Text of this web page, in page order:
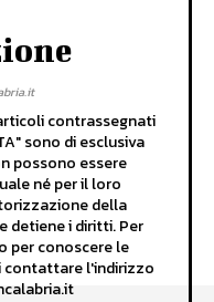
articoli contrassegnati
sono di esclusiva
possono essere
né per il loro
della
detiene i diritti. Per
per conoscere le
contattare l'indirizzo